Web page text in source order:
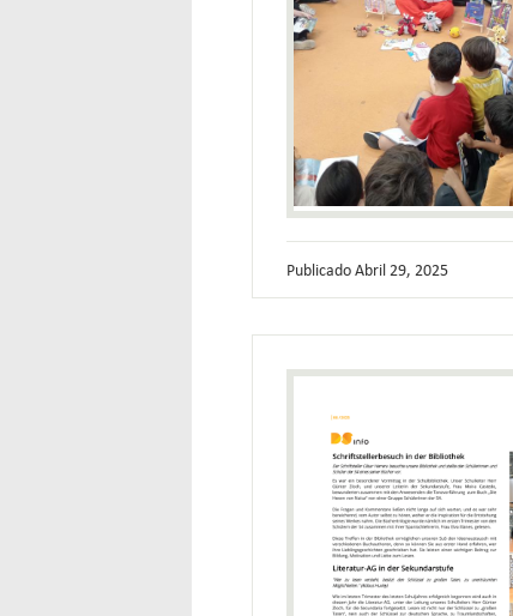
PublicadoAbril 29, 2025